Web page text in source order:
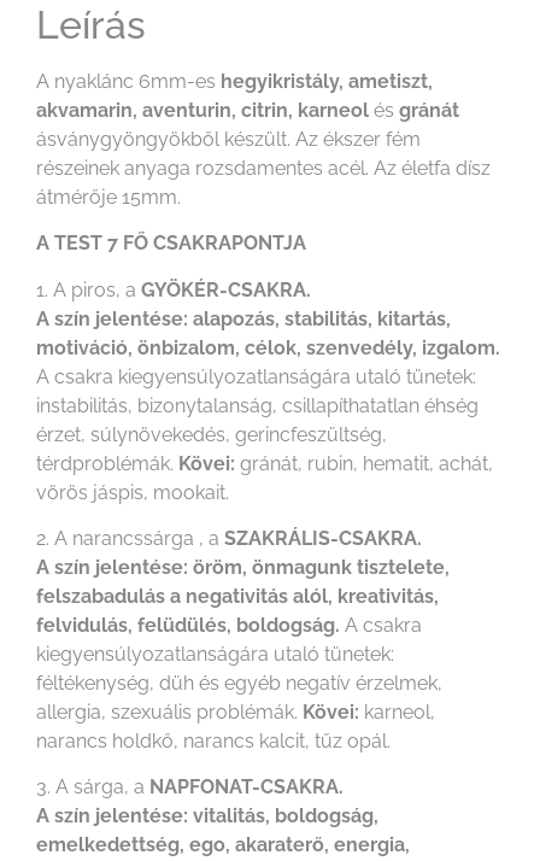
Leírás
A nyaklánc 6mm-es hegyikristály, ametiszt,
akvamarin, aventurin, citrin, karneol és gránát
ásványgyöngyökből készült. Az ékszer fém
részeinek anyaga rozsdamentes acél. Az életfa dísz
átmérője 15mm.
A TEST 7 FŐ CSAKRAPONTJA
1. A piros, a GYÖKÉR-CSAKRA.
A szín jelentése: alapozás, stabilitás, kitartás,
motiváció, önbizalom, célok, szenvedély, izgalom.
A csakra kiegyensúlyozatlanságára utaló tünetek:
instabilitás, bizonytalanság, csillapíthatatlan éhség
érzet, súlynövekedés, gerincfeszültség,
térdproblémák. Kövei: gránát, rubin, hematit, achát,
vörös jáspis, mookait.
2. A narancssárga , a SZAKRÁLIS-CSAKRA.
A szín jelentése: öröm, önmagunk tisztelete,
felszabadulás a negativitás alól, kreativitás,
felvidulás, felüdülés, boldogság. A csakra
kiegyensúlyozatlanságára utaló tünetek:
féltékenység, düh és egyéb negatív érzelmek,
allergia, szexuális problémák. Kövei: karneol,
narancs holdkő, narancs kalcit, tűz opál.
3. A sárga, a NAPFONAT-CSAKRA.
A szín jelentése: vitalitás, boldogság,
emelkedettség, ego, akaraterő, energia,